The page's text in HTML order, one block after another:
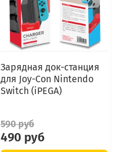
Зарядная док-станция
для Joy-Con Nintendo
Switch (iPEGA)
590 руб
490 руб